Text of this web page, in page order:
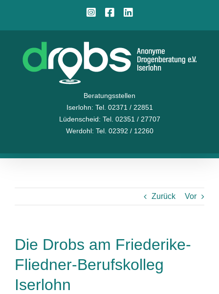
Instagram
Facebook
Beratungsstellen
Iserlohn: Tel. 02371 / 22851
Lüdenscheid: Tel. 02351 / 27707
Werdohl: Tel. 02392 / 12260
Zurück Vor
Die Drobs am Friederike-
Fliedner-Berufskolleg
Iserlohn